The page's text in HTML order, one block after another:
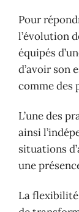
Pour
l’évolution
équipés
d’avoir son
comme des
L’une des
ainsi
situations
une
La